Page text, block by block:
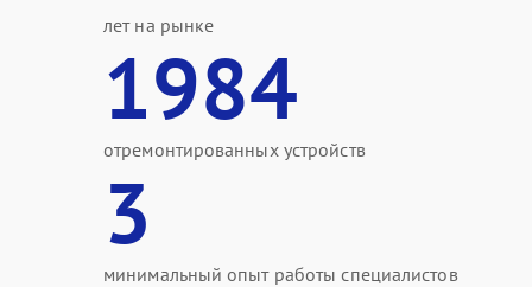
лет на рынке
1984
отремонтированных устройств
3
минимальный опыт работы специалистов